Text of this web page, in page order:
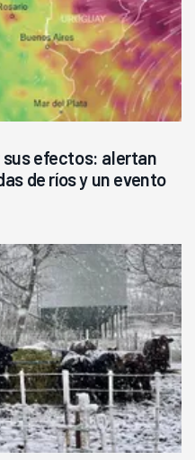
sus efectos: alertan
de ríos y un evento